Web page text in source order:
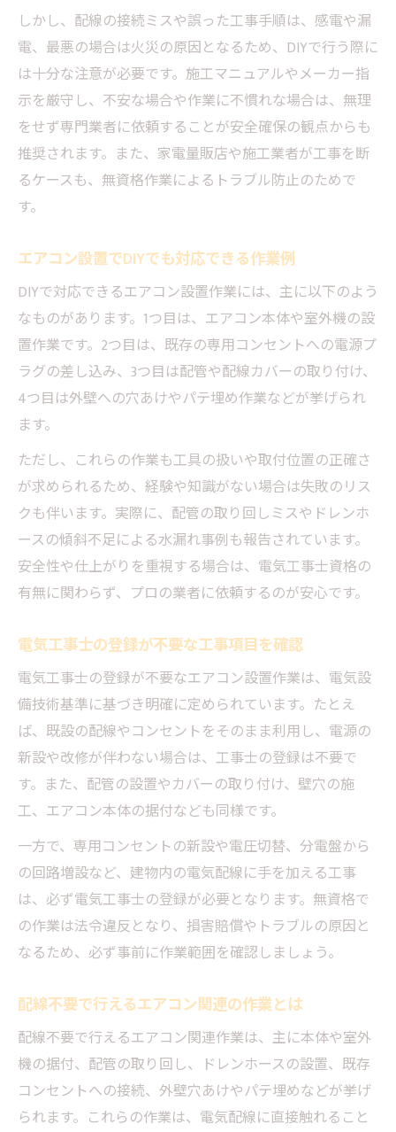
しかし、配線の接続ミスや誤った工事手順は、感電や漏
電、最悪の場合は火災の原因となるため、DIYで行う際に
は十分な注意が必要です。施工マニュアルやメーカー指
示を厳守し、不安な場合や作業に不慣れな場合は、無理
をせず専門業者に依頼することが安全確保の観点からも
推奨されます。また、家電量販店や施工業者が工事を断
るケースも、無資格作業によるトラブル防止のためで
す。
エアコン設置でDIYでも対応できる作業例
DIYで対応できるエアコン設置作業には、主に以下のよう
なものがあります。1つ目は、エアコン本体や室外機の設
置作業です。2つ目は、既存の専用コンセントへの電源プ
ラグの差し込み、3つ目は配管や配線カバーの取り付け、
4つ目は外壁への穴あけやパテ埋め作業などが挙げられ
ます。
ただし、これらの作業も工具の扱いや取付位置の正確さ
が求められるため、経験や知識がない場合は失敗のリス
クも伴います。実際に、配管の取り回しミスやドレンホ
ースの傾斜不足による水漏れ事例も報告されています。
安全性や仕上がりを重視する場合は、電気工事士資格の
有無に関わらず、プロの業者に依頼するのが安心です。
電気工事士の登録が不要な工事項目を確認
電気工事士の登録が不要なエアコン設置作業は、電気設
備技術基準に基づき明確に定められています。たとえ
ば、既設の配線やコンセントをそのまま利用し、電源の
新設や改修が伴わない場合は、工事士の登録は不要で
す。また、配管の設置やカバーの取り付け、壁穴の施
工、エアコン本体の据付なども同様です。
一方で、専用コンセントの新設や電圧切替、分電盤から
の回路増設など、建物内の電気配線に手を加える工事
は、必ず電気工事士の登録が必要となります。無資格で
の作業は法令違反となり、損害賠償やトラブルの原因と
なるため、必ず事前に作業範囲を確認しましょう。
配線不要で行えるエアコン関連の作業とは
配線不要で行えるエアコン関連作業は、主に本体や室外
機の据付、配管の取り回し、ドレンホースの設置、既存
コンセントへの接続、外壁穴あけやパテ埋めなどが挙げ
られます。これらの作業は、電気配線に直接触れること